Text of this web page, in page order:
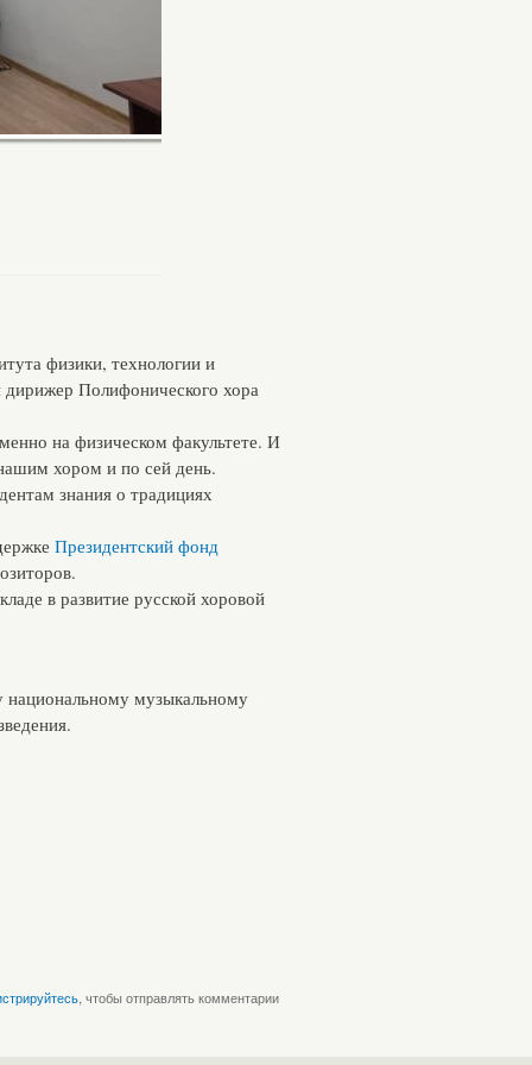
физики, технологии и
Полифонического хора
на физическом факультете. И
хором и по сей день.
знания о традициях
Президентский фонд
в развитие русской хоровой
национальному музыкальному
, чтобы отправлять комментарии